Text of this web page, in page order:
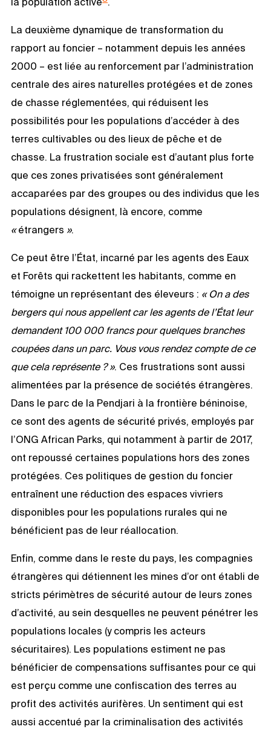
La deuxième dynamique de transformation du
rapport au foncier – notamment depuis les années
2000 – est liée au renforcement par l’administration
centrale des aires naturelles protégées et de zones
de chasse réglementées, qui réduisent les
possibilités pour les populations d’accéder à des
terres cultivables ou des lieux de pêche et de
chasse. La frustration sociale est d’autant plus forte
que ces zones privatisées sont généralement
accaparées par des groupes ou des individus que les
populations désignent, là encore, comme
«étrangers ».
Ce peut être l’État, incarné par les agents des Eaux
et Forêts qui rackettent les habitants, comme en
témoigne un représentant des éleveurs : « On a des
bergers qui nous appellent car les agents de l’État leur
demandent 100 000 francs pour quelques branches
coupées dans un parc. Vous vous rendez compte de ce
que cela représente ? ». Ces frustrations sont aussi
alimentées par la présence de sociétés étrangères.
Dans le parc de la Pendjari à la frontière béninoise,
ce sont des agents de sécurité privés, employés par
l’ONG African Parks, qui notamment à partir de 2017,
ont repoussé certaines populations hors des zones
protégées. Ces politiques de gestion du foncier
entraînent une réduction des espaces vivriers
disponibles pour les populations rurales qui ne
bénéficient pas de leur réallocation.
Enfin, comme dans le reste du pays, les compagnies
étrangères qui détiennent les mines d’or ont établi de
stricts périmètres de sécurité autour de leurs zones
d’activité, au sein desquelles ne peuvent pénétrer les
populations locales (y compris les acteurs
sécuritaires). Les populations estiment ne pas
bénéficier de compensations suffisantes pour ce qui
est perçu comme une confiscation des terres au
profit des activités aurifères. Un sentiment qui est
aussi accentué par la criminalisation des activités